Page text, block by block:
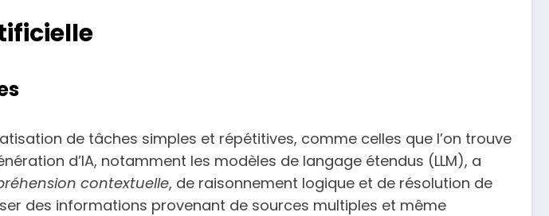
de tâches simples et répétitives, comme celles que l’on trouve
d’IA, notamment les modèles de langage étendus (LLM), a
contextuelle, de raisonnement logique et de résolution de
des informations provenant de sources multiples et même